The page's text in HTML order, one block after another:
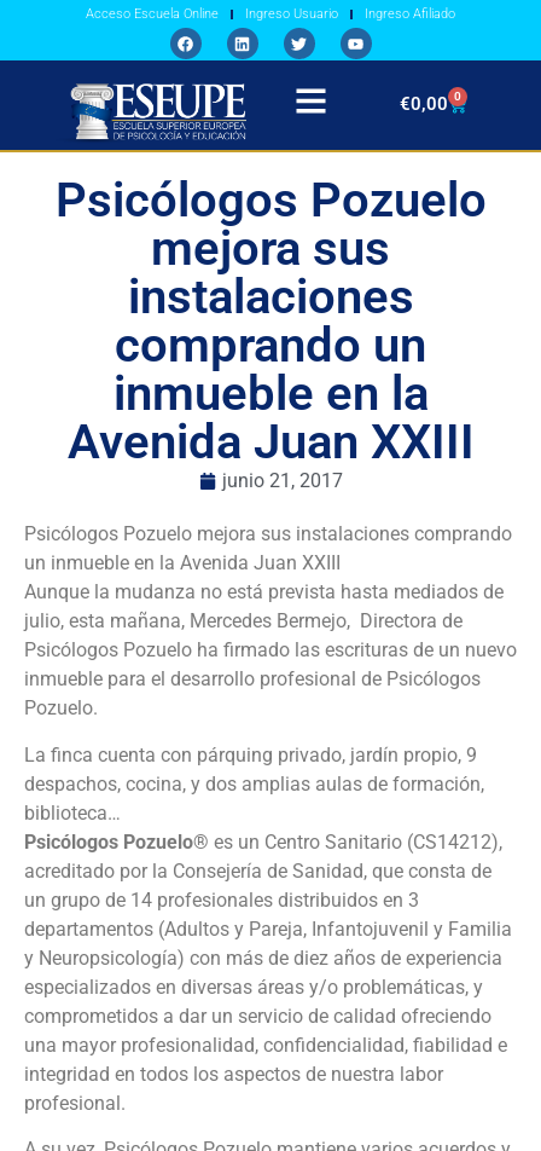
Acceso Escuela Online Ingreso Usuario Ingreso Afiliado
€0,00 0
Psicólogos Pozuelo
mejora sus
instalaciones
comprando un
inmueble en la
Avenida Juan XXIII
junio 21, 2017
Psicólogos Pozuelo mejora sus instalaciones comprando
un inmueble en la Avenida Juan XXIII
Aunque la mudanza no está prevista hasta mediados de
julio, esta mañana, Mercedes Bermejo, Directora de
Psicólogos Pozuelo ha firmado las escrituras de un nuevo
inmueble para el desarrollo profesional de Psicólogos
Pozuelo.
La finca cuenta con párquing privado, jardín propio, 9
despachos, cocina, y dos amplias aulas de formación,
biblioteca…
Psicólogos Pozuelo® es un Centro Sanitario (CS14212),
acreditado por la Consejería de Sanidad, que consta de
un grupo de 14 profesionales distribuidos en 3
departamentos (Adultos y Pareja, Infantojuvenil y Familia
y Neuropsicología) con más de diez años de experiencia
especializados en diversas áreas y/o problemáticas, y
comprometidos a dar un servicio de calidad ofreciendo
una mayor profesionalidad, confidencialidad, fiabilidad e
integridad en todos los aspectos de nuestra labor
profesional.